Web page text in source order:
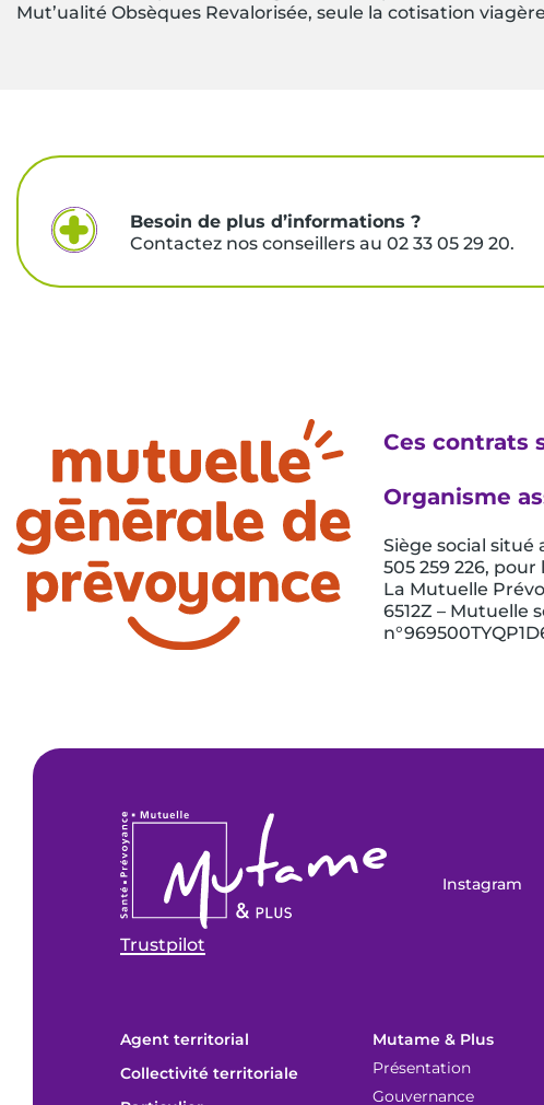
Mut’ualité Obsèques Revalorisée, seule la cotisation
Besoin de plus d’informations ?
Contactez nos conseillers au 02 33 05 29 20.
Ces contrats
Organisme
Siège social situé
505 259 226,
La Mutuelle
6512Z – Mutuelle
Trustpilot
Instagram
Agent territorial
Collectivité territoriale
Mutame & Plus
Présentation
Gouvernance